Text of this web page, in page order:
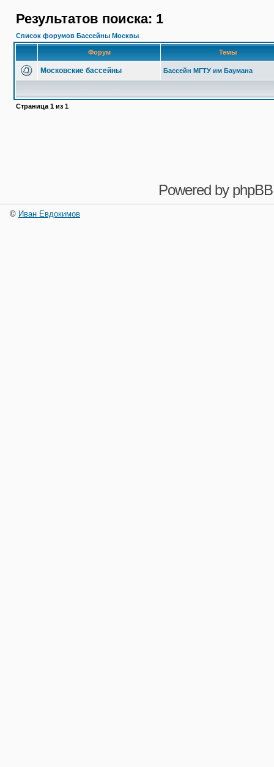
Результатов поиска: 1
Список форумов Бассейны Москвы
Форум Темы
Московские бассейны Бассейн МГТУ им Баумана
Страница 1 из 1
Powered by phpBB
© Иван Евдокимов